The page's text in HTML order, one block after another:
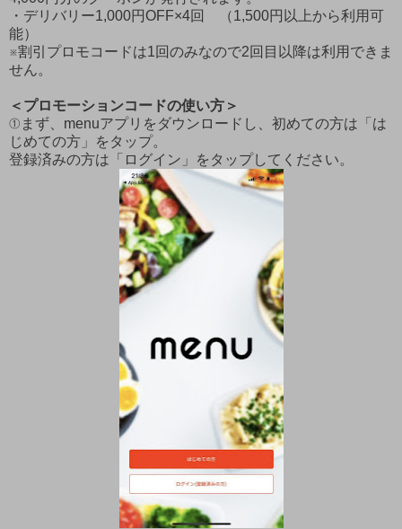
・デリバリー1,000円OFF×4回 （1,500円以上から利用可
能）
※割引プロモコードは1回のみなので2回目以降は利用できま
せん。
＜プロモーションコードの使い方＞
①まず、menuアプリをダウンロードし、初めての方は「は
じめての方」をタップ。
登録済みの方は「ログイン」をタップしてください。